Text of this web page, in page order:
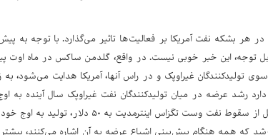
۶۰ دلار در هر بشکه نفت آمریکا بر فعالیت‌ها تاثیر می‌گذارد. با
توجه، این خبر خوبی نیست. در واقع، گلدمن ساکس در ماه اوت
دارد رشد عرضه در میان تولیدکنندگان نفت غیراوپک سال آینده
کاهش دهد. اگر قبل از سقوط نفت وست
رشد که همه هنگام پیش‌بینی اشباع عرضه به آن اشاره می‌کنند،